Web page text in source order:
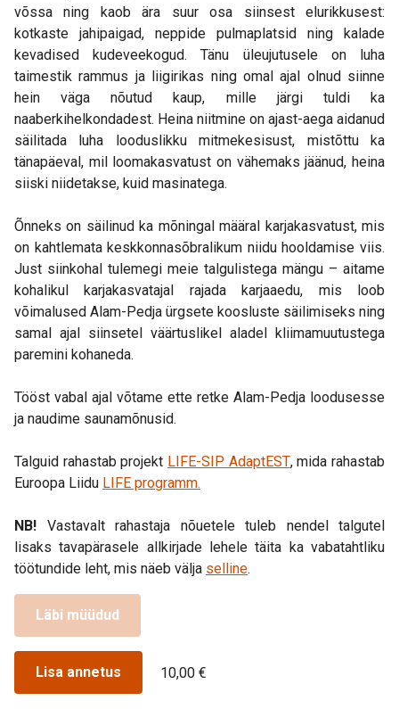
võssa ning kaob ära suur osa siinsest elurikkusest:
kotkaste jahipaigad, neppide pulmaplatsid ning kalade
kevadised kudeveekogud. Tänu üleujutusele on luha
taimestik rammus ja liigirikas ning omal ajal olnud siinne
hein väga nõutud kaup, mille järgi tuldi ka
naaberkihelkondadest. Heina niitmine on ajast-aega aidanud
säilitada luha looduslikku mitmekesisust, mistõttu ka
tänapäeval, mil loomakasvatust on vähemaks jäänud, heina
siiski niidetakse, kuid masinatega.
Õnneks on säilinud ka mõningal määral karjakasvatust, mis
on kahtlemata keskkonnasõbralikum niidu hooldamise viis.
Just siinkohal tulemegi meie talgulistega mängu – aitame
kohalikul karjakasvatajal rajada karjaaedu, mis loob
võimalused Alam-Pedja ürgsete koosluste säilimiseks ning
samal ajal siinsetel väärtuslikel aladel kliimamuutustega
paremini kohaneda.
Tööst vabal ajal võtame ette retke Alam-Pedja loodusesse
ja naudime saunamõnusid.
Talguid rahastab projekt LIFE-SIP AdaptEST, mida rahastab
Euroopa Liidu LIFE programm.
NB! Vastavalt rahastaja nõuetele tuleb nendel talgutel
lisaks tavapärasele allkirjade lehele täita ka vabatahtliku
töötundide leht, mis näeb välja selline.
Läbi müüdud
Lisa annetus 10,00 €